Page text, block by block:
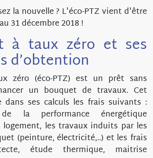
la nouvelle ? L'éco-PTZ vient d'être
31 décembre 2018 !
à taux zéro et ses
d’obtention
zéro (éco-PTZ) est un prêt sans
un bouquet de travaux. Cet
ses calculs les frais suivants :
la performance énergétique
les travaux induits par les
(peinture, électricité,..) et les frais
étude thermique, maitrise